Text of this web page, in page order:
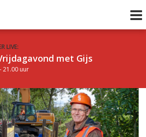
LIVE:
met Gijs
21.00 uur
uur 1 van 0 Volgend uur